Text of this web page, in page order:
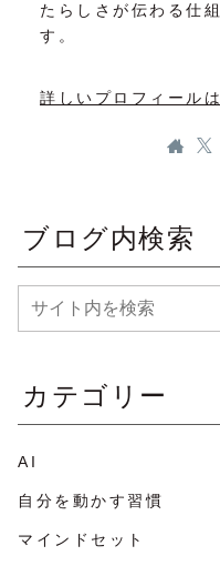
たらしさが伝わる仕
す。
詳しいプロフィール
ブログ内検索
カテゴリー
AI
自分を動かす習慣
マインドセット